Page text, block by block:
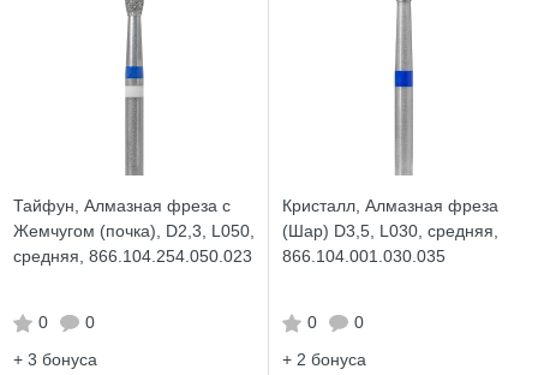
Тайфун, Алмазная фреза с
Жемчугом (почка), D2,3, L050,
средняя, 866.104.254.050.023
0
0
+ 3 бонуса
Кристалл, Алмазная фреза
(Шар) D3,5, L030, средняя,
866.104.001.030.035
0
0
+ 2 бонуса